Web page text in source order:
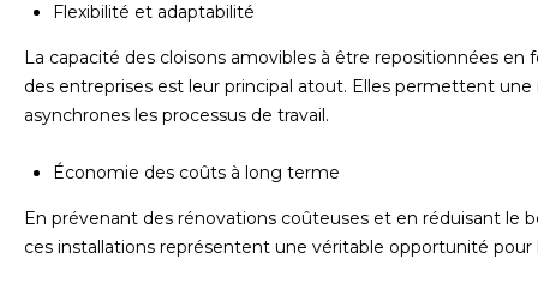
Flexibilité et adaptabilité
La capacité des cloisons amovibles à être repositionnées en
des entreprises est leur principal atout. Elles permettent
asynchrones les processus de travail.
Économie des coûts à long terme
En prévenant des rénovations coûteuses et en réduisant le
ces installations représentent une véritable opportunité